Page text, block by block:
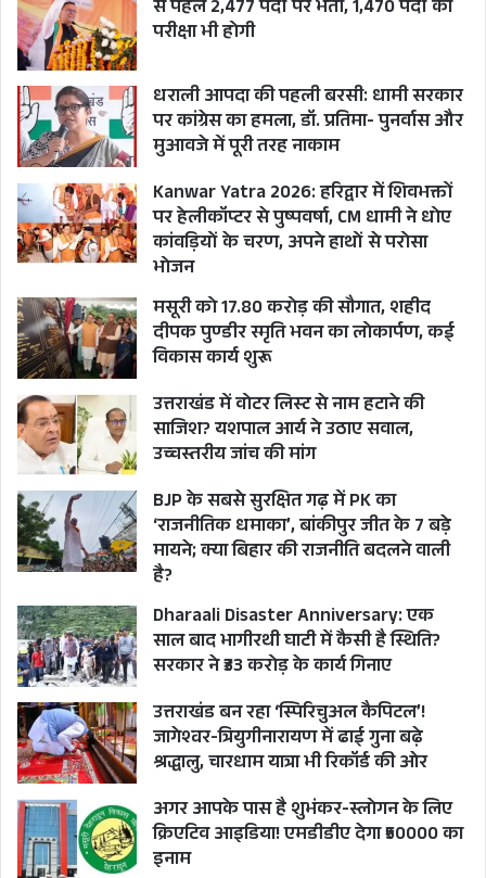
कल्पना करिए उस मासूम के साथ इन दरिंदो ने किस हद
तक दरिंदगी और बर्बरता की होगी लेकिन अब खुली हवा में
घूमेंगे। जाहिर है इस फैसले ने हर सुनने वाले के कानून के
प्रति भरोसे को गहरा झटका दिया है।
उत्तराखंड के पूर्व मुख्यमंत्री त्रिवेंद्र सिंह रावत ने भी बेटी
निर्भया को न्याय मिल सके इसके लिए राज्य सरकार और
मुख्यमंत्री से ये अपील की है।
CM PUSHKAR SINGH DHAMI
JUSTICE TO KIRAN NEGI
KIRAN NEGI CASE
SUPREME COURT
TRIVENDRA SINGH RAWAT
UTTARAKHAND
से पहले 2,477 पदों पर भर्ती, 1,470 पदों की
परीक्षा भी होगी
धराली आपदा की पहली बरसी: धामी सरकार
पर कांग्रेस का हमला, डॉ. प्रतिमा- पुनर्वास और
मुआवजे में पूरी तरह नाकाम
Kanwar Yatra 2026: हरिद्वार में शिवभक्तों
पर हेलीकॉप्टर से पुष्पवर्षा, CM धामी ने धोए
कांवड़ियों के चरण, अपने हाथों से परोसा
भोजन
मसूरी को 17.80 करोड़ की सौगात, शहीद
दीपक पुण्डीर स्मृति भवन का लोकार्पण, कई
विकास कार्य शुरू
उत्तराखंड में वोटर लिस्ट से नाम हटाने की
साजिश? यशपाल आर्य ने उठाए सवाल,
उच्चस्तरीय जांच की मांग
BJP के सबसे सुरक्षित गढ़ में PK का
‘राजनीतिक धमाका’, बांकीपुर जीत के 7 बड़े
मायने; क्या बिहार की राजनीति बदलने वाली
है?
Dharaali Disaster Anniversary: एक
साल बाद भागीरथी घाटी में कैसी है स्थिति?
सरकार ने ₹33 करोड़ के कार्य गिनाए
उत्तराखंड बन रहा ‘स्पिरिचुअल कैपिटल’!
जागेश्वर-त्रियुगीनारायण में ढाई गुना बढ़े
श्रद्धालु, चारधाम यात्रा भी रिकॉर्ड की ओर
अगर आपके पास है शुभंकर-स्लोगन के लिए
क्रिएटिव आइडिया! एमडीडीए देगा ₹50000 का
इनाम